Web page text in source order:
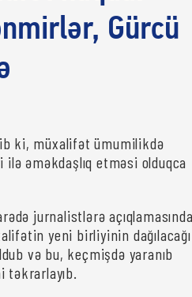
Gürcü
ki, müxalifət ümumilikdə
əməkdaşlıq etməsi olduqca
jurnalistlərə
yeni birliyinin dağılacağı
və bu, keçmişdə yaranıb
təkrarlayıb.